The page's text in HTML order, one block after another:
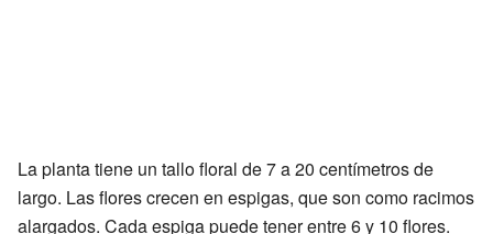
La planta tiene un tallo floral de 7 a 20 centímetros de
largo. Las flores crecen en espigas, que son como racimos
alargados. Cada espiga puede tener entre 6 y 10 flores.